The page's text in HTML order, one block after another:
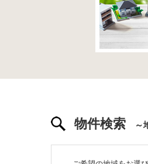
物件検索 ～